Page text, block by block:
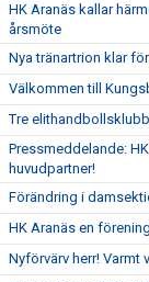
HK Aranäs kallar
årsmöte
Nya tränartrion klar
Välkommen till
Tre
Pressmeddelande:
huvudpartner!
Förändring i
HK Aranäs en
Nyförvärv herr! Varmt